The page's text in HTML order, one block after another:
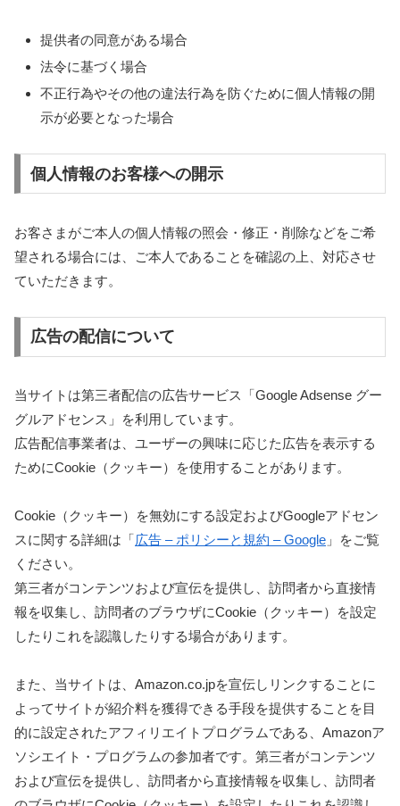
提供者の同意がある場合
法令に基づく場合
不正行為やその他の違法行為を防ぐために個人情報の開
示が必要となった場合
個人情報のお客様への開示
お客さまがご本人の個人情報の照会・修正・削除などをご希
望される場合には、ご本人であることを確認の上、対応させ
ていただきます。
広告の配信について
当サイトは第三者配信の広告サービス「Google Adsense グー
グルアドセンス」を利用しています。
広告配信事業者は、ユーザーの興味に応じた広告を表示する
ためにCookie（クッキー）を使用することがあります。
Cookie（クッキー）を無効にする設定およびGoogleアドセン
スに関する詳細は「広告 – ポリシーと規約 – Google 」をご覧
ください。
第三者がコンテンツおよび宣伝を提供し、訪問者から直接情
報を収集し、訪問者のブラウザにCookie（クッキー）を設定
したりこれを認識したりする場合があります。
また、当サイトは、Amazon.co.jpを宣伝しリンクすることに
よってサイトが紹介料を獲得できる手段を提供することを目
的に設定されたアフィリエイトプログラムである、Amazonア
ソシエイト・プログラムの参加者です。第三者がコンテンツ
および宣伝を提供し、訪問者から直接情報を収集し、訪問者